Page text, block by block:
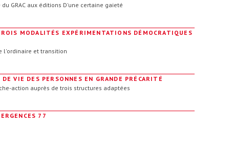
du GRAC aux éditions D'une certaine gaieté
MODALITÉS EXPÉRIMENTATIONS DÉMOCRATIQUES
l'ordinaire et transition
VIE DES PERSONNES EN GRANDE PRÉCARITÉ
action auprès de trois structures adaptées
77